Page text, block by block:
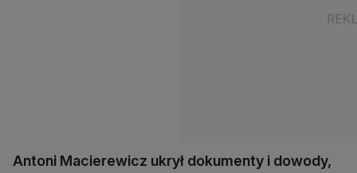
Antoni Macierewicz ukrył dokumenty i dowody,